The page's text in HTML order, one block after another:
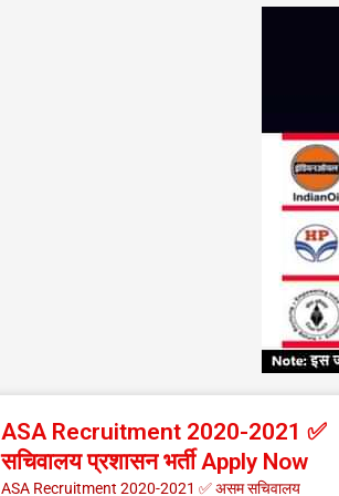
ASA Recruitment 2020-2021 ✅
सचिवालय प्रशासन भर्ती Apply Now
ASA Recruitment 2020-2021 ✅ असम सचिवालय